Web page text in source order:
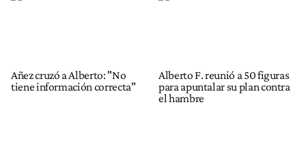
Añez cruzó a Alberto: "No
tiene información correcta"
Alberto F. reunió a 50 figuras
para apuntalar su plan contra
el hambre